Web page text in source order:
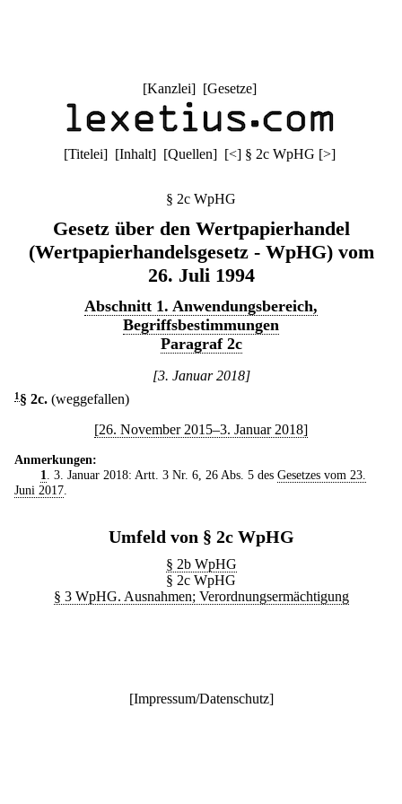
[Kanzlei] [Gesetze]
[Titelei] [Inhalt] [Quellen] [<] § 2c WpHG [>]
§ 2c WpHG
Gesetz über den Wertpapierhandel
(Wertpapierhandelsgesetz - WpHG) vom
26. Juli 1994
Abschnitt 1. Anwendungsbereich,
Begriffsbestimmungen
Paragraf 2c
[3. Januar 2018]
1 § 2c. (weggefallen)
[26. November 2015–3. Januar 2018]
Anmerkungen:
1
. 3. Januar 2018: Artt. 3 Nr. 6, 26 Abs. 5 des Gesetzes vom 23.
Juni 2017
Umfeld von § 2c WpHG
§ 2b WpHG
§ 2c WpHG
§ 3 WpHG. Ausnahmen; Verordnungsermächtigung
[Impressum/Datenschutz]